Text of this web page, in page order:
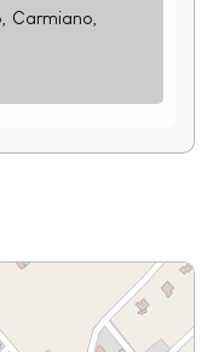
Carmiano,